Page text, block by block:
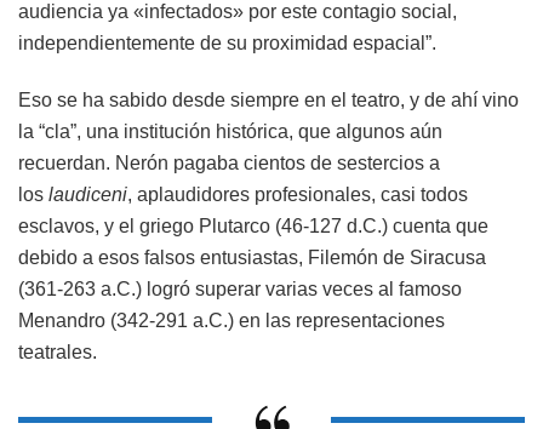
audiencia ya «infectados» por este contagio social,
independientemente de su proximidad espacial”.
Eso se ha sabido desde siempre en el teatro, y de ahí vino
la “cla”, una institución histórica, que algunos aún
recuerdan. Nerón pagaba cientos de sestercios a
los laudiceni, aplaudidores profesionales, casi todos
esclavos, y el griego Plutarco (46-127 d.C.) cuenta que
debido a esos falsos entusiastas, Filemón de Siracusa
(361-263 a.C.) logró superar varias veces al famoso
Menandro (342-291 a.C.) en las representaciones
teatrales.